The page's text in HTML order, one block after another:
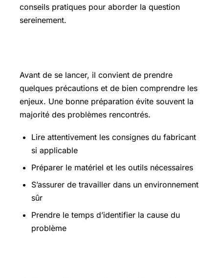
conseils pratiques pour aborder la question
sereinement.
Avant de se lancer, il convient de prendre
quelques précautions et de bien comprendre les
enjeux. Une bonne préparation évite souvent la
majorité des problèmes rencontrés.
Lire attentivement les consignes du fabricant
si applicable
Préparer le matériel et les outils nécessaires
S’assurer de travailler dans un environnement
sûr
Prendre le temps d’identifier la cause du
problème